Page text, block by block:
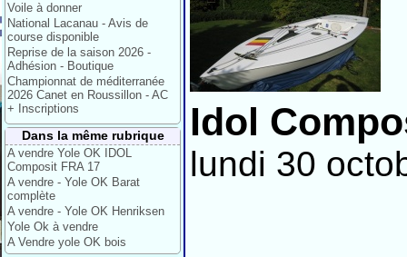
Voile à donner
National Lacanau - Avis de
course disponible
Reprise de la saison 2026 -
Adhésion - Boutique
Championnat de méditerranée
2026 Canet en Roussillon - AC
+ Inscriptions
Dans la même rubrique
A vendre Yole OK IDOL
Composit FRA 17
A vendre - Yole OK Barat
complète
A vendre - Yole OK Henriksen
Yole Ok à vendre
A Vendre yole OK bois
Idol
lundi 30